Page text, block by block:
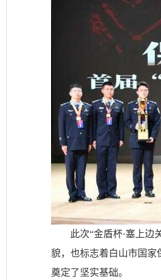
此次“金盾杯·塞上
貌，也标志着白山市国家
奠定了坚实基础。